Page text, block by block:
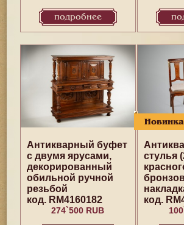
подробнее
Антикварный буфет
с двумя ярусами,
декорированный
обильной ручной
резьбой
код. RM4160182
274`500 RUB
Новинка
стулья
код.